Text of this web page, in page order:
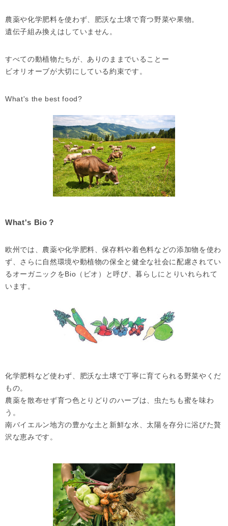
農薬や化学肥料を使わず、肥沃な土壌で育つ野菜や果物。
遺伝子組み換えはしていません。
すべての動植物たちが、ありのままでいることー
ビオリオーブが大切にしている約束です。
What's the best food?
What's Bio？
欧州では、農薬や化学肥料、保存料や着色料などの添加物を使わ
ず、さらに自然環境や動植物の保全と健全な社会に配慮されてい
るオーガニックをBio（ビオ）と呼び、暮らしにとりいれられて
います。
化学肥料など使わず、肥沃な土壌で丁寧に育てられる野菜やくだ
もの。
農薬を散布せず育つ色とりどりのハーブは、虫たちも蜜を味わ
う。
南バイエルン地方の豊かな土と新鮮な水、太陽を存分に浴びた贅
沢な恵みです。